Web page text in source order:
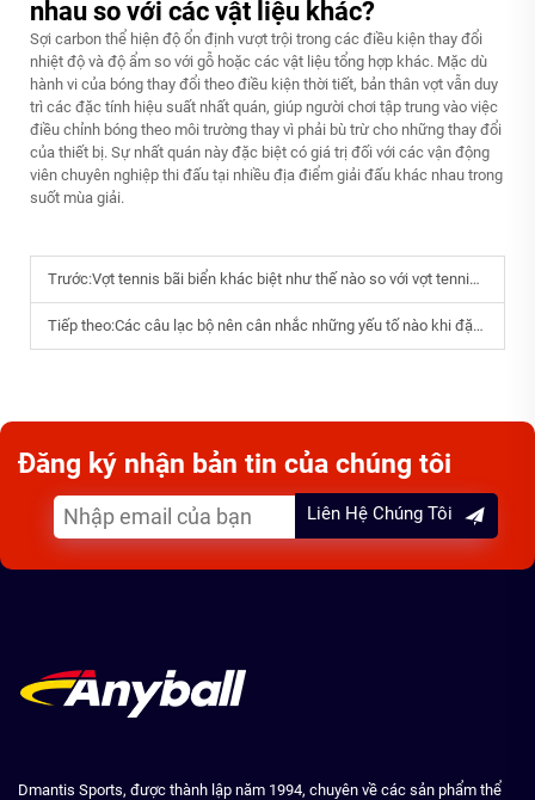
nhau so với các vật liệu khác?
Sợi carbon thể hiện độ ổn định vượt trội trong các điều kiện thay đổi
nhiệt độ và độ ẩm so với gỗ hoặc các vật liệu tổng hợp khác. Mặc dù
hành vi của bóng thay đổi theo điều kiện thời tiết, bản thân vợt vẫn duy
trì các đặc tính hiệu suất nhất quán, giúp người chơi tập trung vào việc
điều chỉnh bóng theo môi trường thay vì phải bù trừ cho những thay đổi
của thiết bị. Sự nhất quán này đặc biệt có giá trị đối với các vận động
viên chuyên nghiệp thi đấu tại nhiều địa điểm giải đấu khác nhau trong
suốt mùa giải.
Trước:Vợt tennis bãi biển khác biệt như thế nào so với vợt tennis thông thường?
Tiếp theo:Các câu lạc bộ nên cân nhắc những yếu tố nào khi đặt mua số lượng lớn vợt pickleball làm từ sợi carbon tùy chỉnh?
Đăng ký nhận bản tin của chúng tôi
Liên Hệ Chúng Tôi
Dmantis Sports, được thành lập năm 1994, chuyên về các sản phẩm thể